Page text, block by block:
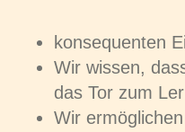
konsequenten
Wir wissen,
das Tor zum
Wir